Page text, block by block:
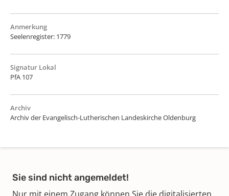
Anmerkung
Seelenregister: 1779
Signatur Lokal
PfA 107
Archiv
Archiv der Evangelisch-Lutherischen Landeskirche Oldenburg
Sie sind nicht angemeldet!